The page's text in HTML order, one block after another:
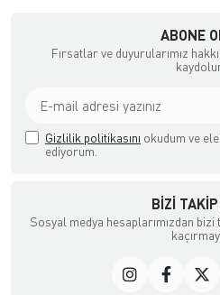
ABONE
Fırsatlar ve duyurularımız
Gizlilik politikasını okudum ve
ediyorum.
BIZI
Sosyal medya hesaplarımızdan